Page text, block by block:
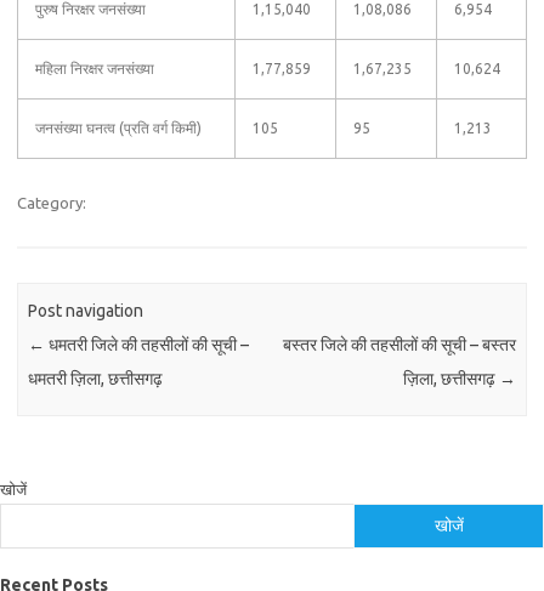
पुरुष निरक्षर जनसंख्या 1,15,040 1,08,086 6,954
महिला निरक्षर जनसंख्या 1,77,859 1,67,235 10,624
जनसंख्या घनत्व (प्रति वर्ग किमी) 105 95 1,213
Category:
Post navigation
← धमतरी जिले की तहसीलों की सूची –
धमतरी ज़िला, छत्तीसगढ़
बस्तर जिले की तहसीलों की सूची – बस्तर
ज़िला, छत्तीसगढ़ →
खोजें
खोजें
Recent Posts